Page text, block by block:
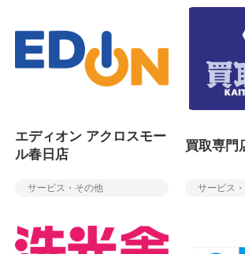
エディオン アクロスモー
ル春日店
サービス・その他
買取専
サービス